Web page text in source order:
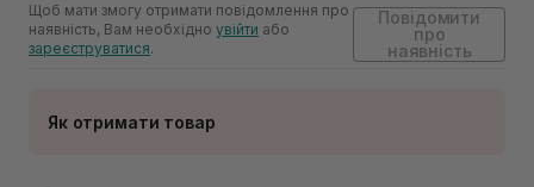
Щоб мати змогу отримати повідомлення про
наявність, Вам необхідно увійти або
зареєструватися.
Повідомити
про
наявність
Як отримати товар